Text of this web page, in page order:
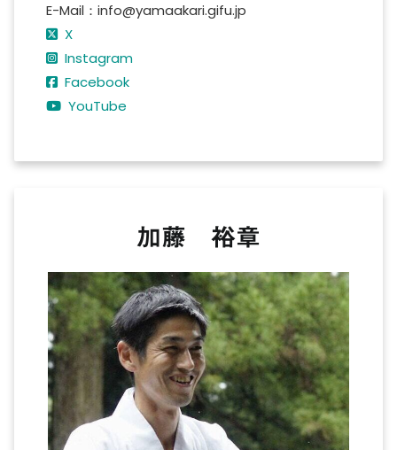
E-Mail：info@yamaakari.gifu.jp
X
Instagram
Facebook
YouTube
加藤 裕章